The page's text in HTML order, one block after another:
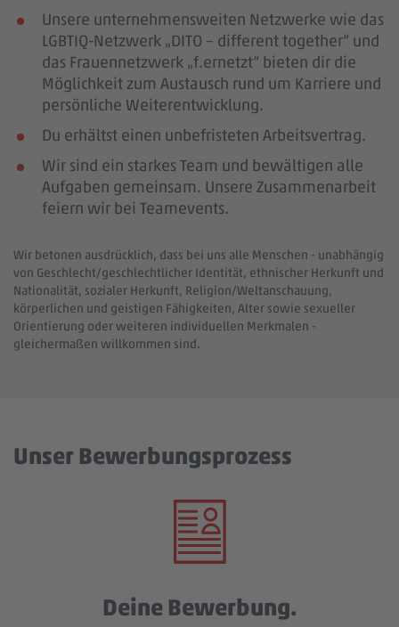
Unsere unternehmensweiten Netzwerke wie das
LGBTIQ-Netzwerk „DITO – different together“ und
das Frauennetzwerk „f.ernetzt“ bieten dir die
Möglichkeit zum Austausch rund um Karriere und
persönliche Weiterentwicklung.
Du erhältst einen unbefristeten Arbeitsvertrag.
Wir sind ein starkes Team und bewältigen alle
Aufgaben gemeinsam. Unsere Zusammenarbeit
feiern wir bei Teamevents.
Wir betonen ausdrücklich, dass bei uns alle Menschen - unabhängig
von Geschlecht/geschlechtlicher Identität, ethnischer Herkunft und
Nationalität, sozialer Herkunft, Religion/Weltanschauung,
körperlichen und geistigen Fähigkeiten, Alter sowie sexueller
Orientierung oder weiteren individuellen Merkmalen -
gleichermaßen willkommen sind.
Unser Bewerbungsprozess
Deine Bewerbung.